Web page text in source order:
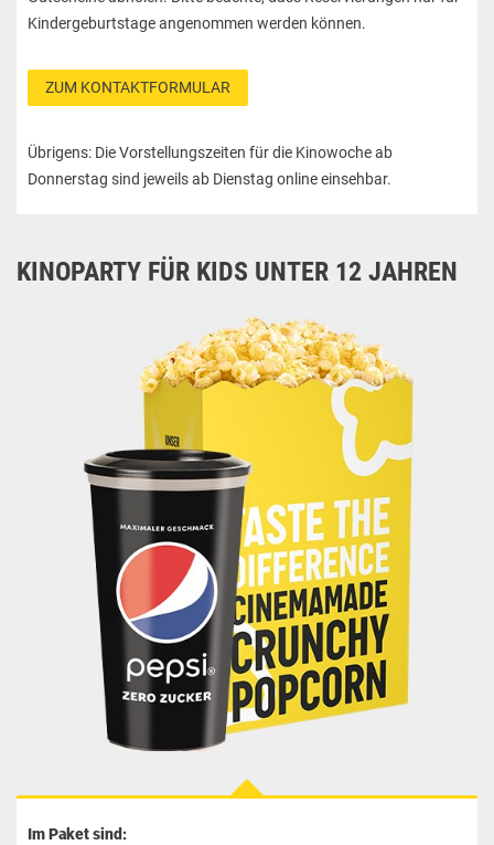
Kindergeburtstage angenommen werden können.
ZUM KONTAKTFORMULAR
Übrigens: Die Vorstellungszeiten für die Kinowoche ab
Donnerstag sind jeweils ab Dienstag online einsehbar.
KINOPARTY FÜR KIDS UNTER 12 JAHREN
Im Paket sind: